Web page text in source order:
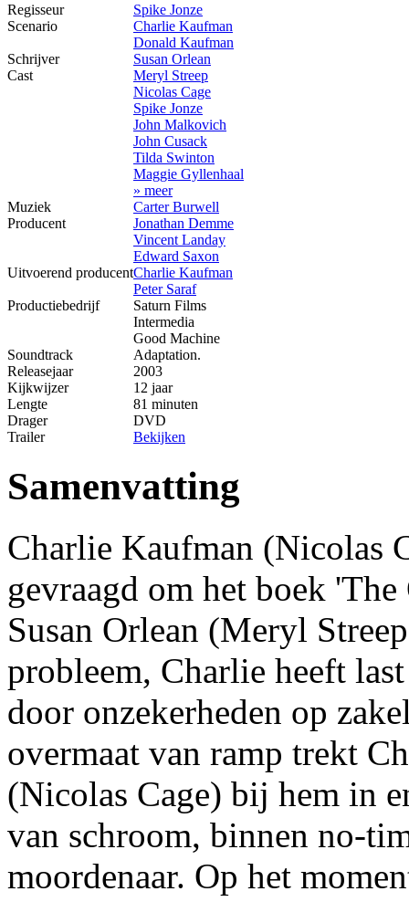
Regisseur
Spike Jonze
Scenario
Charlie Kaufman
Donald Kaufman
Schrijver
Susan Orlean
Cast
Meryl Streep
Nicolas Cage
Spike Jonze
John Malkovich
John Cusack
Tilda Swinton
Maggie Gyllenhaal
» meer
Muziek
Carter Burwell
Producent
Jonathan Demme
Vincent Landay
Edward Saxon
Uitvoerend producentCharlie Kaufman
Peter Saraf
Productiebedrijf
Saturn Films
Intermedia
Good Machine
Soundtrack
Adaptation.
Releasejaar
2003
Kijkwijzer
12 jaar
Lengte
81 minuten
Drager
DVD
Trailer
Bekijken
Samenvatting
Charlie Kaufman (Nicolas
gevraagd om het boek
Susan Orlean (Meryl
probleem, Charlie heeft
door onzekerheden op
overmaat van ramp trekt
(Nicolas Cage) bij hem in
van schroom, binnen no-
moordenaar. Op het